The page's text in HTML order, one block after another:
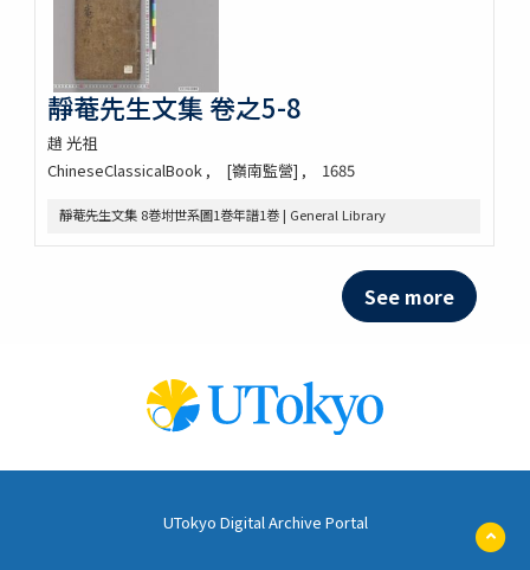
靜菴先生文集 卷之5-8
趙 光祖
ChineseClassicalBook
[嶺南監營] 1685
靜菴先生文集 8巻坿世系圖1巻年譜1巻 | General Library
See more
UTokyo Digital Archive Portal
ペ